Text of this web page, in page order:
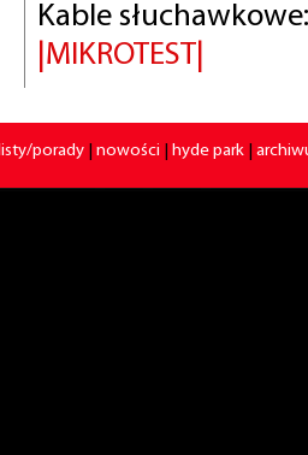
Kable
|MIKROTEST|
listy/porady nowości hyde park